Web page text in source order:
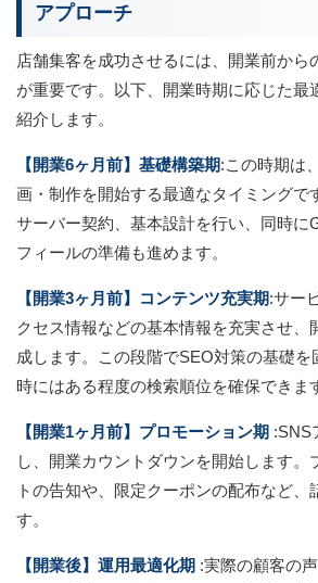
アプローチ
店舗集客を成功させるには、開業前から
が重要です。以下、開業時期に応じた最
紹介します。
【開業6ヶ月前】基礎構築期:この時期は
画・制作を開始する最適なタイミングで
サーバー契約、基本設計を行い、同時に
フィールの準備も進めます。
【開業3ヶ月前】コンテンツ充実期:サー
クセス情報などの基本情報を充実させ、
成します。この段階でSEO対策の基礎を
時にはある程度の検索順位を確保できま
【開業1ヶ月前】プロモーション期 :SNS
し、開業カウントダウンを開始します。
トの告知や、限定クーポンの配布など、
す。
【開業後】運用最適化期 :実際の顧客の